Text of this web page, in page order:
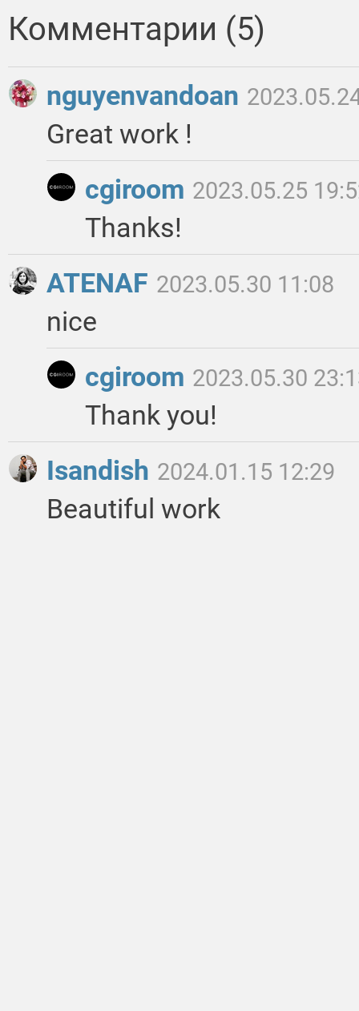
Комментарии (5)
nguyenvandoan
Great work !
cgiroom 2023.05.25
Thanks!
ATENAF 2023.05.30 11:08
nice
cgiroom 2023.05.30
Thank you!
Isandish 2024.01.15 12:29
Beautiful work